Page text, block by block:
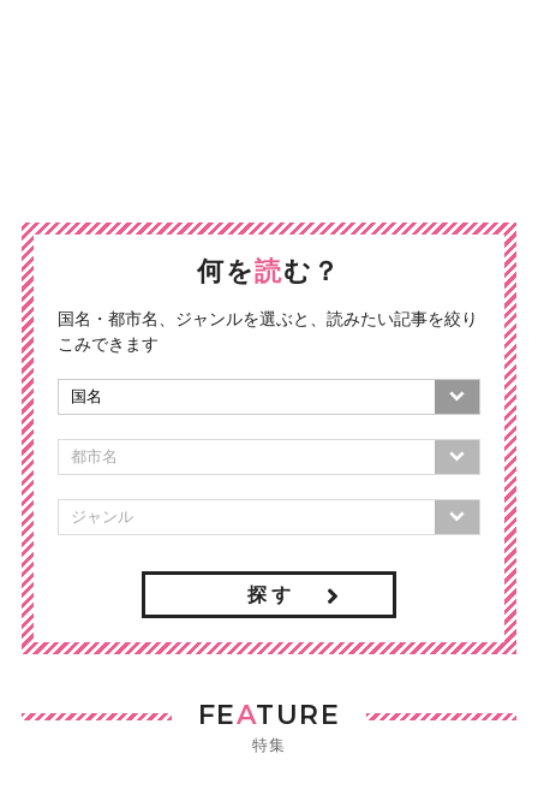
何を読む？
国名・都市名、ジャンルを選ぶと、読みたい記事を絞り
こみできます
探 す
FEATURE
特集